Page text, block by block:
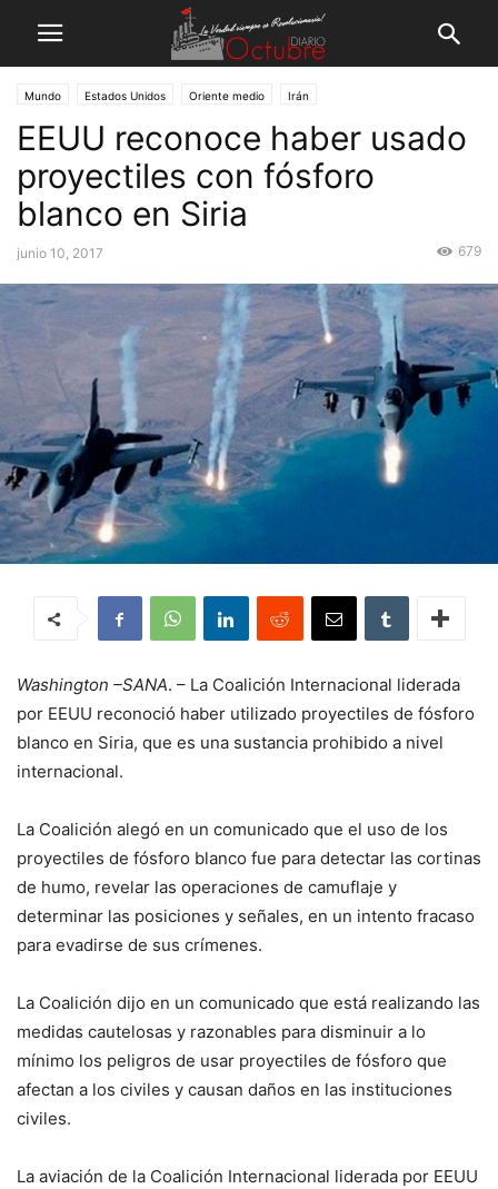
Mundo Estados Unidos Oriente medio Irán
EEUU reconoce haber usado
proyectiles con fósforo
blanco en Siria
junio 10, 2017 679
Washington –SANA. – La Coalición Internacional liderada
por EEUU reconoció haber utilizado proyectiles de fósforo
blanco en Siria, que es una sustancia prohibido a nivel
internacional.
La Coalición alegó en un comunicado que el uso de los
proyectiles de fósforo blanco fue para detectar las cortinas
de humo, revelar las operaciones de camuflaje y
determinar las posiciones y señales, en un intento fracaso
para evadirse de sus crímenes.
La Coalición dijo en un comunicado que está realizando las
medidas cautelosas y razonables para disminuir a lo
mínimo los peligros de usar proyectiles de fósforo que
afectan a los civiles y causan daños en las instituciones
civiles.
La aviación de la Coalición Internacional liderada por EEUU